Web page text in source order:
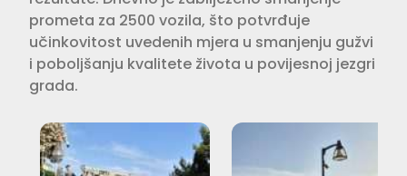
prometa za 2500 vozila, što potvrđuje
učinkovitost uvedenih mjera u smanjenju gužvi
i poboljšanju kvalitete života u povijesnoj jezgri
grada.